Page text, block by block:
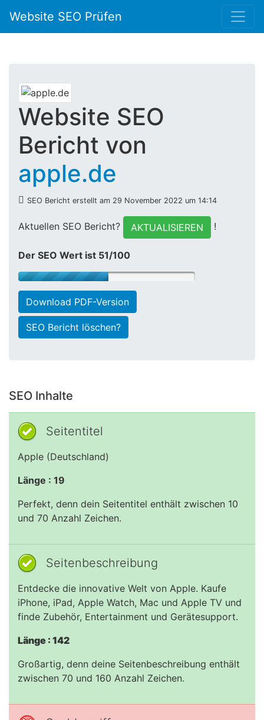
Website SEO Prüfen
Website SEO
Bericht von
apple.de
SEO Bericht erstellt am 29 November 2022 um 14:14
Aktuellen SEO Bericht? AKTUALISIEREN !
Der SEO Wert ist 51/100
Download PDF-Version
SEO Bericht löschen?
SEO Inhalte
Seitentitel
Apple (Deutschland)
Länge : 19
Perfekt, denn dein Seitentitel enthält zwischen 10
und 70 Anzahl Zeichen.
Seitenbeschreibung
Entdecke die innova­tive Welt von Apple. Kaufe
iPhone, iPad, Apple Watch, Mac und Apple TV und
finde Zubehör, Entertainment und Gerätesupport.
Länge : 142
Großartig, denn deine Seitenbeschreibung enthält
zwischen 70 und 160 Anzahl Zeichen.